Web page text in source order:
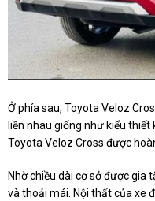
Ở phía sau, Toyota Veloz
liền nhau giống như kiểu
Toyota Veloz Cross được
Nhờ chiều dài cơ sở được gia
và thoải mái. Nội thất của xe